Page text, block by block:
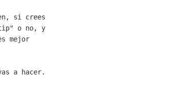
si crees
o no, y
mejor
a hacer.